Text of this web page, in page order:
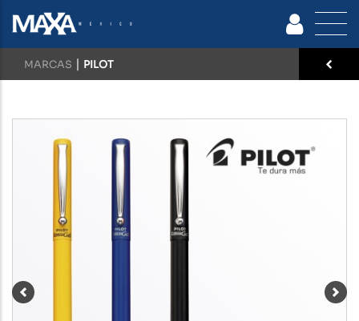
MARCAS | PILOT
Previous